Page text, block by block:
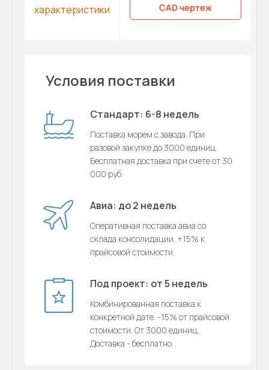
характеристики
CAD чертеж
Условия поставки
Стандарт: 6-8 недель
Поставка морем с завода. При
разовой закупке до 3000 единиц.
Бесплатная доставка при счете от 30
000 руб.
Авиа: до 2 недель
Оперативная поставка авиа со
склада консолидации. +15% к
прайсовой стоимости.
Под проект: от 5 недель
Комбинированная поставка к
конкретной дате. -15% от прайсовой
стоимости. От 3000 единиц.
Доставка - бесплатно.